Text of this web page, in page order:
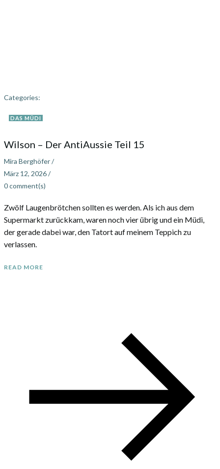
Categories:
DAS MÜDI
Wilson – Der AntiAussie Teil 15
Mira Berghöfer/
März 12, 2026/
0comment(s)
Zwölf Laugenbrötchen sollten es werden. Als ich aus dem
Supermarkt zurückkam, waren noch vier übrig und ein Müdi,
der gerade dabei war, den Tatort auf meinem Teppich zu
verlassen.
READ MORE